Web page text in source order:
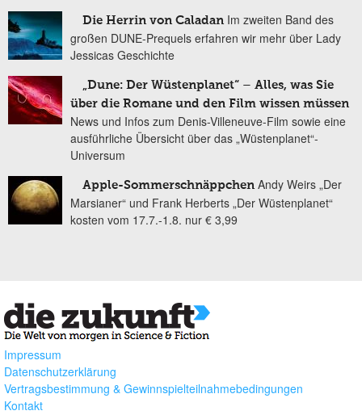
Die Herrin von Caladan Im zweiten Band des
großen DUNE-Prequels erfahren wir mehr über Lady
Jessicas Geschichte
„Dune: Der Wüstenplanet“ – Alles, was Sie
über die Romane und den Film wissen müssen
News und Infos zum Denis-Villeneuve-Film sowie eine
ausführliche Übersicht über das „Wüstenplanet“-
Universum
Apple-Sommerschnäppchen Andy Weirs „Der
Marsianer“ und Frank Herberts „Der Wüstenplanet“
kosten vom 17.7.-1.8. nur € 3,99
Impressum
Datenschutzerklärung
Vertragsbestimmung & Gewinnspielteilnahmebedingungen
Kontakt